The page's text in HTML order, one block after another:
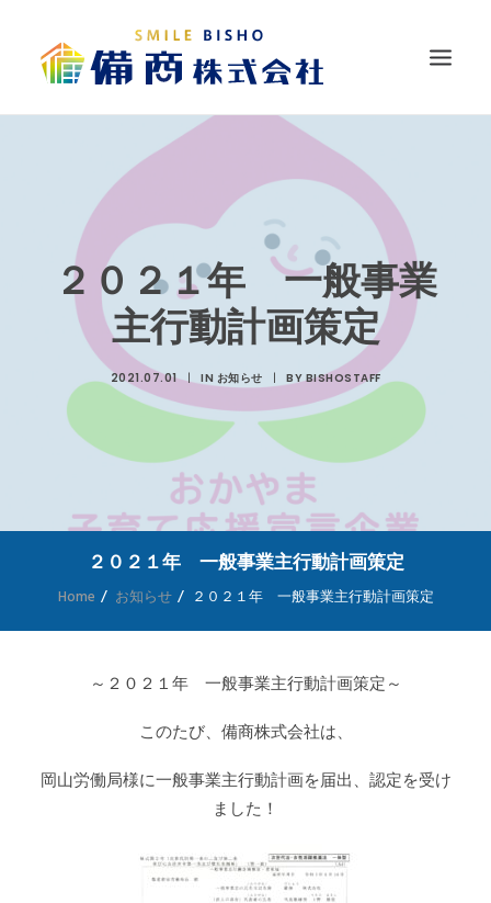
ニュース
会社情報
展開事業
経営方針
採用情報
SDGSの取り組み
ENGLISH
２０２１年 一般事業
主行動計画策定
2021.07.01 | IN お知らせ | BYBISHOSTAFF
２０２１年 一般事業主行動計画策定
Home お知らせ ２０２１年 一般事業主行動計画策定
～２０２１年 一般事業主行動計画策定～
このたび、備商株式会社は、
岡山労働局様に一般事業主行動計画を届出、認定を受け
ました！